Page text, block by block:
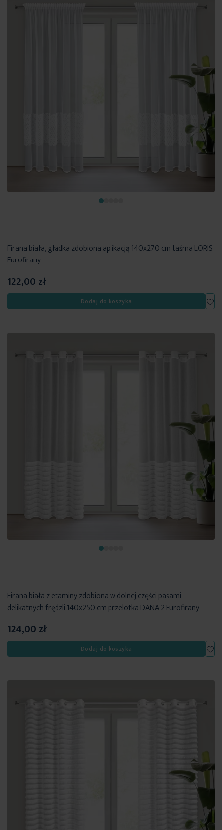
Firana biała, gładka zdobiona aplikacją 140x270 cm taśma LORIS
Eurofirany
122,00 zł
Dodaj do koszyka
Firana biała z etaminy zdobiona w dolnej części pasami
delikatnych frędzli 140x250 cm przelotka DANA 2 Eurofirany
124,00 zł
Dodaj do koszyka